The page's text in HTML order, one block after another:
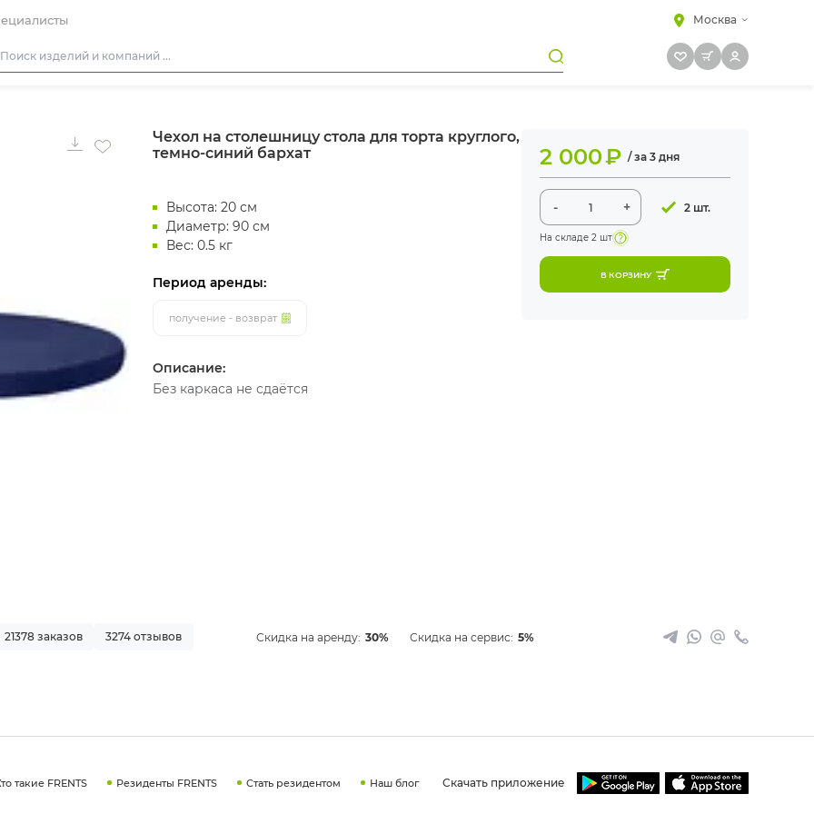
Москва
Барная мебель
Чехол на столешницу стола для торта круглого,
темно-синий бархат
Высота: 20 см
Диаметр: 90 см
Вес: 0.5 кг
Период аренды:
получение - возврат
2 000₽ / за 3 дня
- + 2 шт.
На складе 2 шт
В КОРЗИНУ
Описание:
Без каркаса не сдаётся
21378 заказов 3274 отзывов Скидка на аренду: 30% Скидка на сервис: 5%
такие FRENTS Резиденты FRENTS Стать резидентом Наш блог Скачать приложение